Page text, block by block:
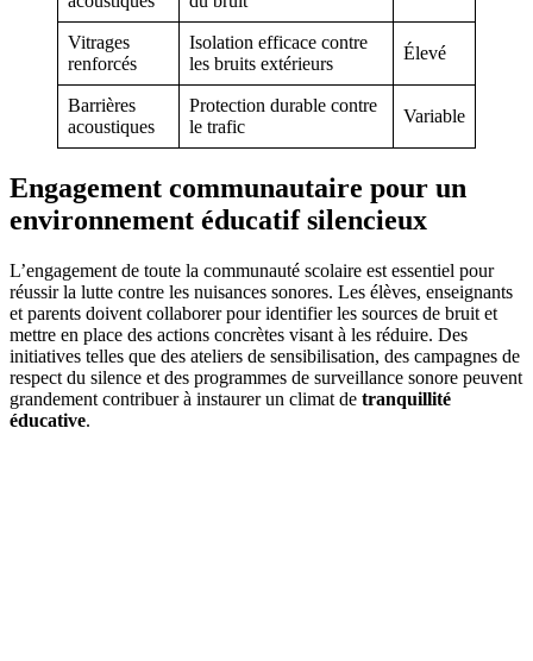
Vitrages
renforcés
Isolation efficace contre
les bruits extérieurs
Élevé
Barrières
acoustiques
Protection durable contre
le trafic
Variable
Engagement communautaire pour un
environnement éducatif silencieux
L’engagement de toute la communauté scolaire est essentiel pour
réussir la lutte contre les nuisances sonores. Les élèves, enseignants
et parents doivent collaborer pour identifier les sources de bruit et
mettre en place des actions concrètes visant à les réduire. Des
initiatives telles que des ateliers de sensibilisation, des campagnes de
respect du silence et des programmes de surveillance sonore peuvent
grandement contribuer à instaurer un climat de tranquillité
éducative.